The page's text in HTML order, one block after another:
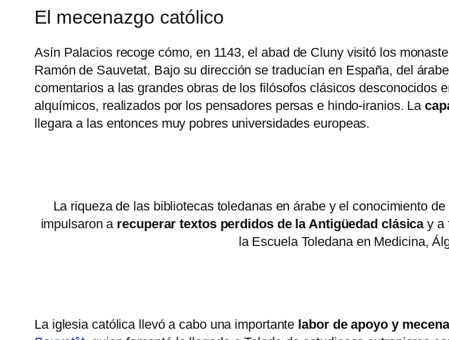
El mecenazgo católico
Asín Palacios recoge cómo, en 1143, el abad de Cluny visitó los
Ramón de Sauvetat. Bajo su dirección se traducían en España, del
comentarios a las grandes obras de los filósofos clásicos desconocidos
alquímicos, realizados por los pensadores persas e hindo-iranios. La
llegara a las entonces muy pobres universidades europeas.
La riqueza de las bibliotecas toledanas en árabe y el conocimiento
impulsaron a recuperar textos perdidos de la Antigüedad clásicay a
la Escuela Toledana en Medicina,
La iglesia católica llevó a cabo una importante labor de apoyo y